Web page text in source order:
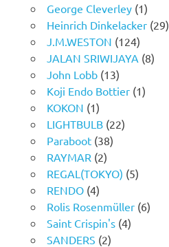
George Cleverley(1)
Heinrich Dinkelacker(29)
J.M.WESTON (124)
JALAN SRIWIJAYA (8)
John Lobb(13)
Koji Endo Bottier(1)
KOKON (1)
LIGHTBULB(22)
Paraboot(38)
RAYMAR (2)
REGAL(TOKYO) (5)
RENDO(4)
Rolis Rosenmüller(6)
Saint Crispin's(4)
SANDERS (2)